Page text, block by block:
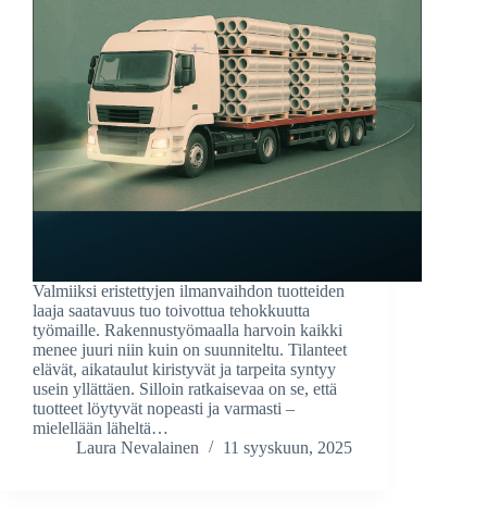
Valmiiksi eristettyjen ilmanvaihdon tuotteiden
laaja saatavuus tuo toivottua tehokkuutta
työmaille. Rakennustyömaalla harvoin kaikki
menee juuri niin kuin on suunniteltu. Tilanteet
elävät, aikataulut kiristyvät ja tarpeita syntyy
usein yllättäen. Silloin ratkaisevaa on se, että
tuotteet löytyvät nopeasti ja varmasti –
mielellään läheltä…
Laura Nevalainen
11 syyskuun, 2025